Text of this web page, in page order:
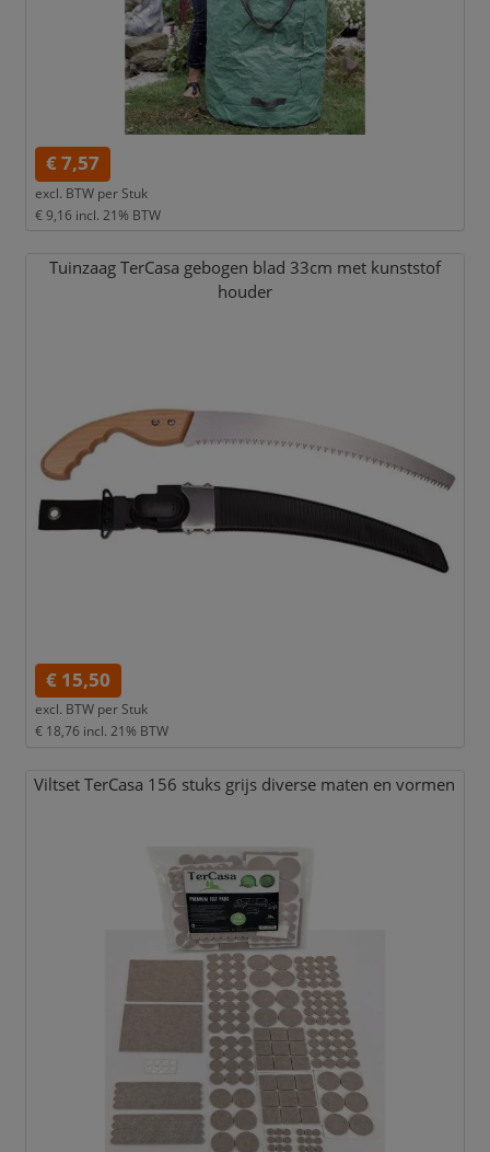
€ 7,57
excl. BTW per Stuk
€ 9,16 incl. 21% BTW
Tuinzaag TerCasa gebogen blad 33cm met kunststof
houder
€ 15,50
excl. BTW per Stuk
€ 18,76 incl. 21% BTW
Viltset TerCasa 156 stuks grijs diverse maten en vormen